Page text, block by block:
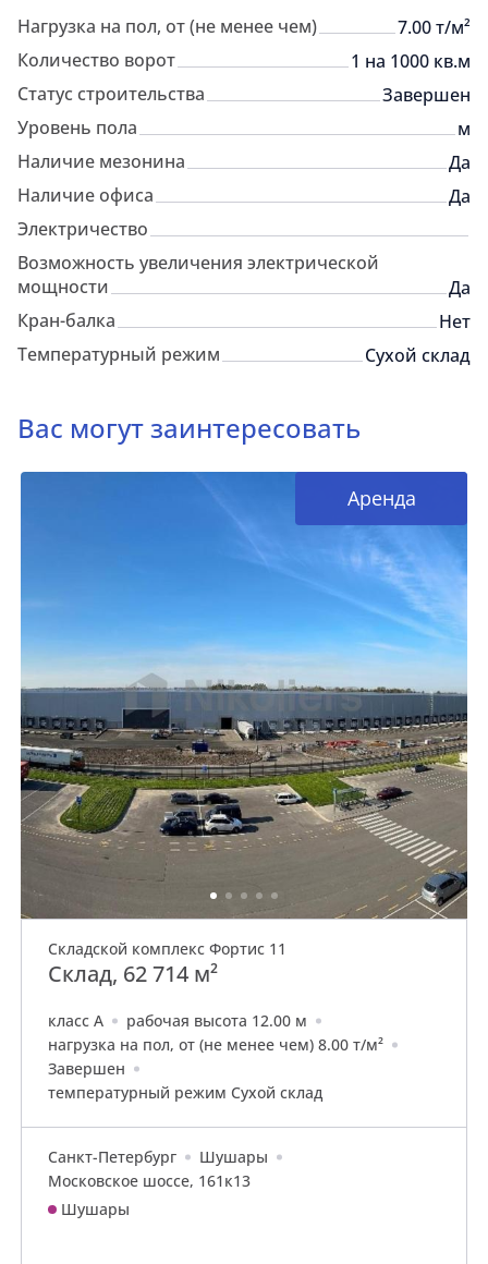
Нагрузка на пол, от (не менее чем)
7.00 т/м²
Количество ворот
1 на 1000 кв.м
Статус строительства
Завершен
Уровень пола
м
Наличие мезонина
Да
Наличие офиса
Да
Электричество
Возможность увеличения электрической
мощности
Да
Кран-балка
Нет
Температурный режим
Сухой склад
Вас могут заинтересовать
Аренда
Складской комплекс Фортис 11
Склад, 62 714 м²
класс A
рабочая высота 12.00 м
нагрузка на пол, от (не менее чем) 8.00 т/м²
Завершен
температурный режим Сухой склад
Санкт-Петербург
Шушары
Московское шоссе, 161к13
Шушары